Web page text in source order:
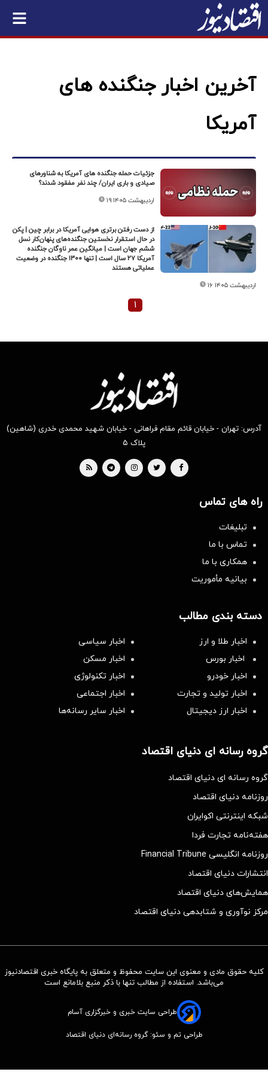
آخرین اخبار جنگنده های
آمریکا
جزئیات حمله جنگنده های آمریکا به شناورهای
صیادی و باری ایران/ چند نفر مفقود شدند؟
۱۹ اردیبهشت ۱۴۰۵
از دست رفتن برتری هوایی آمریکا در برابر چین | پکن
در حال استقرار نخستین جنگنده‌های پنهان‌کار نسل
ششم جهان است | میانگین عمر ناوگان جنگنده
آمریکا ۲۷ سال است | تنها ۱۳۰۰ جنگنده در وضعیت
عملیاتی هستند
۱۶ اردیبهشت ۱۴۰۵
۱
آدرس: تهران - خیابان قائم مقام فراهانی - خیابان شهید محمدی خدری (شاهین)
پلاک ۵
راه های تماس
تبلیغات
تماس با ما
همکاری با ما
بیانیه مأموریت
دسته بندی مطالب
اخبار طلا و ارز
اخبار سیاسی
اخبار بورس
اخبار مسکن
اخبار خودرو
اخبار تکنولوژی
اخبار تولید و تجارت
اخبار اجتماعی
اخبار ارز دیجیتال
اخبار سایر رسانه‌‌ها
گروه رسانه ای دنیای اقتصاد
گروه رسانه ای دنیای اقتصاد
روزنامه دنیای اقتصاد
شبکه اینترنتی اکوایران
هفته‌نامه تجارت فردا
روزنامه انگلیسی Financial Tribune
انتشارات دنیای اقتصاد
همایش‌های دنیای اقتصاد
مرکز نوآوری و شتابدهی دنیای اقتصاد
کلیه حقوق مادی و معنوی این سایت محفوظ و متعلق به پایگاه خبری اقتصادنیوز
می‌باشد. استفاده از مطالب تنها با ذکر منبع بلامانع است
طراحی سایت خبری و خبرگزاری آسام
طراحی تم و سئو: گروه رسانه‌ای دنیای اقتصاد